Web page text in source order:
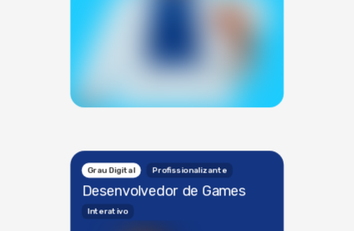
Grau Digital Profissionalizante
Desenvolvedor de Games
Interativo